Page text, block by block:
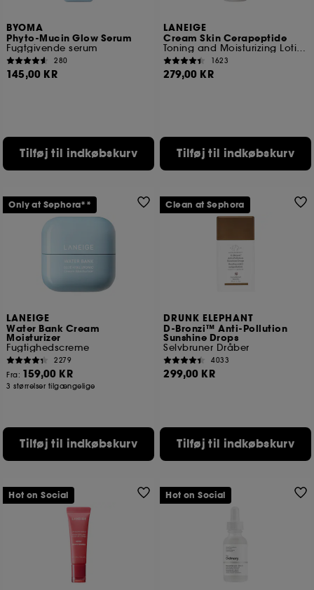
BYOMA
Phyto-Mucin Glow Serum
Fugtgivende serum
280
145,00 KR
Tilføj til indkøbskurv
LANEIGE
Cream Skin Cerapeptide
Toning and Moisturizing Lotion
1623
279,00 KR
Tilføj til indkøbskurv
LANEIGE
Water Bank Cream
Moisturizer
Fugtighedscreme
2279
Fra: 159,00 KR
3 størrelser tilgængelige
Tilføj til indkøbskurv
Only at Sephora**
DRUNK ELEPHANT
D-Bronzi™ Anti-Pollution
Sunshine Drops
Selvbruner Dråber
4033
299,00 KR
Tilføj til indkøbskurv
Clean at Sephora
Hot on Social Hot on Social